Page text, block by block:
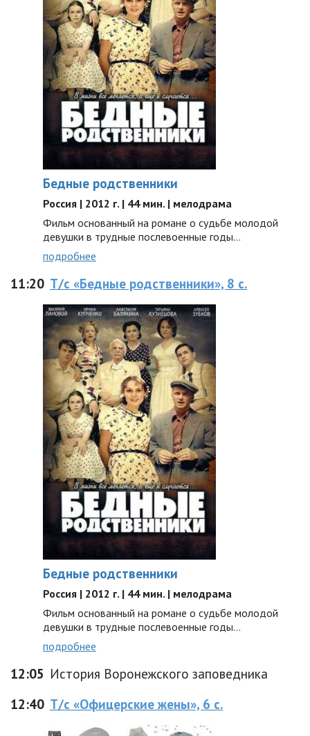
Бедные родственники
Россия | 2012 г. | 44 мин. | мелодрама
Фильм основанный на романе о судьбе молодой
девушки в трудные послевоенные годы…
подробнее
11:20 Т/с «Бедные родственники», 8 с.
Бедные родственники
Россия | 2012 г. | 44 мин. | мелодрама
Фильм основанный на романе о судьбе молодой
девушки в трудные послевоенные годы…
подробнее
12:05 История Воронежского заповедника
12:40 Т/с «Офицерские жены», 6 с.